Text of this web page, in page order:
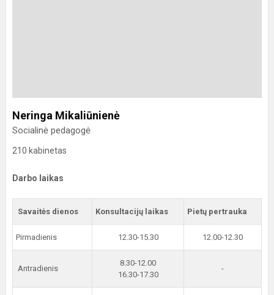
Neringa Mikaliūnienė
Socialinė pedagogė
210 kabinetas
Darbo laikas
Savaitės dienos Konsultacijų laikas Pietų pertrauka
Pirmadienis 12.30-15.30 12.00-12.30
Antradienis
8.30-12.00
16.30-17.30
-